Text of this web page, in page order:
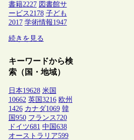
書籍2227 図書館サ
ービス2178 子ども
2017 学術情報1947
続きを見る
キーワードから検
索（国・地域）
日本19628 米国
10662 英国3216 欧州
1426 カナダ1069 韓
国950 フランス 720
ドイツ681 中国638
オーストラリア599